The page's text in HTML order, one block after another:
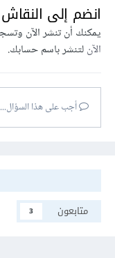
انضم إلى النقاش
يمكنك أن تنشر الآن
الآنلتنشر باسم حسابك.
أجب على هذا السؤال...
متابعون
3